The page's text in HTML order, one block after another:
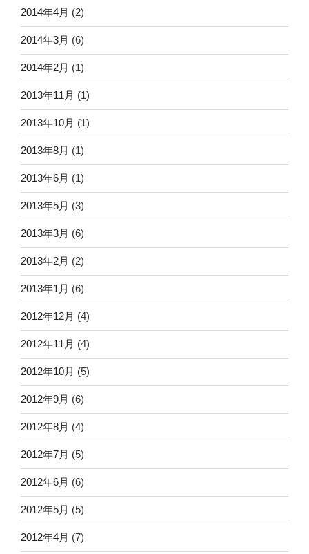
2014年4月 (2)
2014年3月 (6)
2014年2月 (1)
2013年11月 (1)
2013年10月 (1)
2013年8月 (1)
2013年6月 (1)
2013年5月 (3)
2013年3月 (6)
2013年2月 (2)
2013年1月 (6)
2012年12月 (4)
2012年11月 (4)
2012年10月 (5)
2012年9月 (6)
2012年8月 (4)
2012年7月 (5)
2012年6月 (6)
2012年5月 (5)
2012年4月 (7)